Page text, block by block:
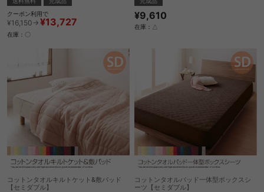
クーポン利用で
¥16,150→ ¥13,727
在庫：〇
¥9,610
在庫：△
コットンタオルキルトケット&敷パッド
【セミダブル】
コットンタオルパッド一体型ボックスシ
ーツ【セミダブル】